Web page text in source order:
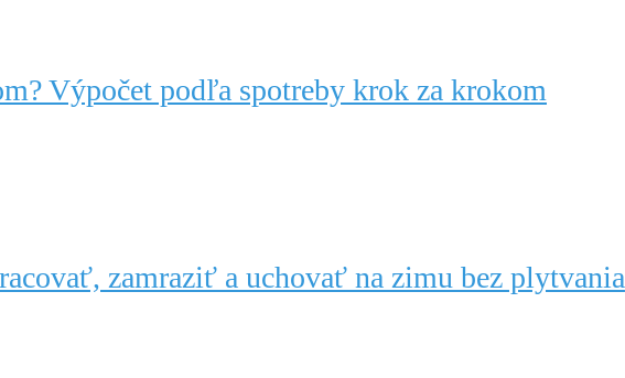
Výpočet podľa spotreby krok za krokom
zamraziť a uchovať na zimu bez plytvania